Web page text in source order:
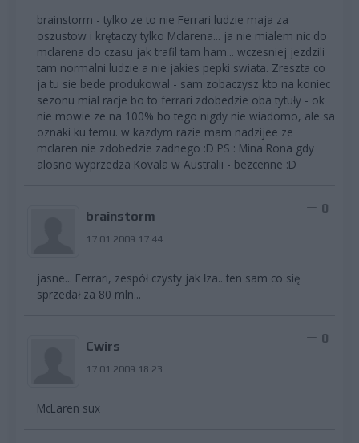
brainstorm - tylko ze to nie Ferrari ludzie maja za
oszustow i krętaczy tylko Mclarena... ja nie mialem nic do
mclarena do czasu jak trafil tam ham... wczesniej jezdzili
tam normalni ludzie a nie jakies pepki swiata. Zreszta co
ja tu sie bede produkowal - sam zobaczysz kto na koniec
sezonu mial racje bo to ferrari zdobedzie oba tytuły - ok
nie mowie ze na 100% bo tego nigdy nie wiadomo, ale sa
oznaki ku temu. w kazdym razie mam nadzijee ze
mclaren nie zdobedzie zadnego :D PS : Mina Rona gdy
alosno wyprzedza Kovala w Australii - bezcenne :D
brainstorm
17.01.2009 17:44
0
jasne... Ferrari, zespół czysty jak łza.. ten sam co się
sprzedał za 80 mln...
Cwirs
17.01.2009 18:23
0
McLaren sux